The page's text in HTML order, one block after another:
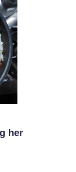
her